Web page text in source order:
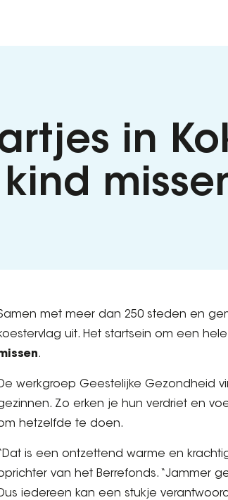
in
met meer dan 250 steden en
uit. Het startsein om een
.
werkgroep Geestelijke Gezondheid
Zo erken je hun verdriet en
hetzelfde te doen.
is een ontzettend warme en
van het Berrefonds. “Jammer
iedereen kan een stukje